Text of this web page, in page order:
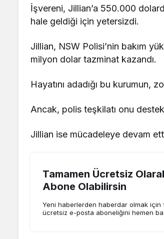
İşvereni, Jillian’a 550.000
hale geldiği için yetersizdi.
Jillian, NSW Polisi’nin bakım
milyon dolar tazminat kazandı.
Hayatını adadığı bu kurumun,
Ancak, polis teşkilatı onu
Jillian ise mücadeleye devam
Tamamen Ücretsiz
Abone Olabilirsin
Yeni haberlerden haberdar olmak için
ücretsiz e-posta aboneliğini hemen